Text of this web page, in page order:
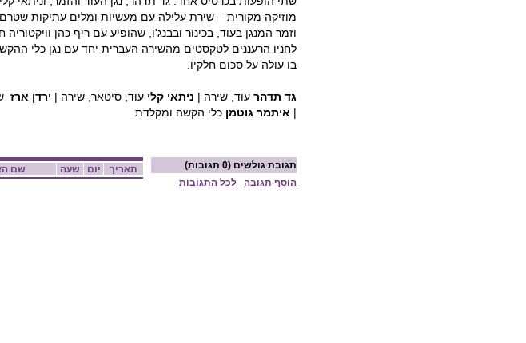
מוזיקה מקורית – שירת עלילה עם מעשיות ומלים עתיקות שטרם
וזמר המנגן בעוד, בכינור ובבנג'ו, שהופיע עם ריף כהן
לחניו הרעננים לטקסטים מהשירה העברית יחד עם נגן כלי
בו עולה על סכום חלקיו.
גד תדהר עוד, שירה | ניתאי קלי עוד, סיטאר, שירה | ירדן ארז
| איתמר גוטמן כלי הקשה ומקלדת
שם שעה יום תאריך תגובת גולשים (0 תגובות)
הוסף תגובה
לכל התגובות